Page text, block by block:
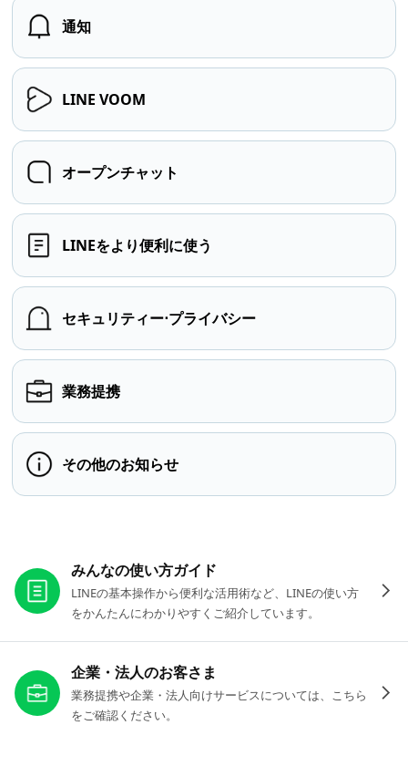
通知
LINE VOOM
オープンチャット
LINEをより便利に使う
セキュリティー⋅プライバシー
業務提携
その他のお知らせ
みんなの使い方ガイド
LINEの基本操作から便利な活用術など、LINEの使い方
をかんたんにわかりやすくご紹介しています。
企業・法人のお客さま
業務提携や企業・法人向けサービスについては、こちら
をご確認ください。